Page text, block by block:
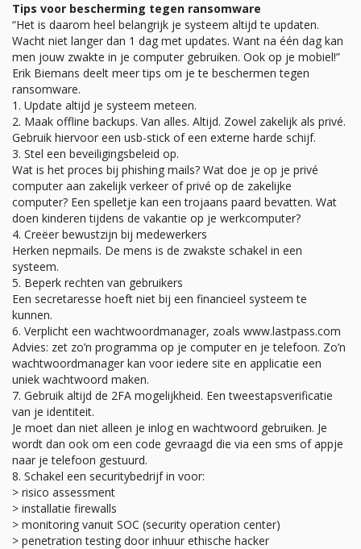
Tips voor bescherming tegen ransomware
“Het is daarom heel belangrijk je systeem altijd te updaten.
Wacht niet langer dan 1 dag met updates. Want na één dag kan
men jouw zwakte in je computer gebruiken. Ook op je mobiel!”
Erik Biemans deelt meer tips om je te beschermen tegen
ransomware.
Update altijd je systeem meteen.
Maak offline backups. Van alles. Altijd. Zowel zakelijk als privé.
Gebruik hiervoor een usb-stick of een externe harde schijf.
Stel een beveiligingsbeleid op.
Wat is het proces bij phishing mails? Wat doe je op je privé
computer aan zakelijk verkeer of privé op de zakelijke
computer? Een spelletje kan een trojaans paard bevatten. Wat
doen kinderen tijdens de vakantie op je werkcomputer?
Creëer bewustzijn bij medewerkers
Herken nepmails. De mens is de zwakste schakel in een
systeem.
Beperk rechten van gebruikers
Een secretaresse hoeft niet bij een financieel systeem te
kunnen.
Verplicht een wachtwoordmanager, zoals www.lastpass.com
Advies: zet zo’n programma op je computer en je telefoon. Zo’n
wachtwoordmanager kan voor iedere site en applicatie een
uniek wachtwoord maken.
Gebruik altijd de 2FA mogelijkheid. Een tweestapsverificatie
van je identiteit.
Je moet dan niet alleen je inlog en wachtwoord gebruiken. Je
wordt dan ook om een code gevraagd die via een sms of appje
naar je telefoon gestuurd.
Schakel een securitybedrijf in voor:
> risico assessment
> installatie firewalls
> monitoring vanuit SOC (security operation center)
> penetration testing door inhuur ethische hacker